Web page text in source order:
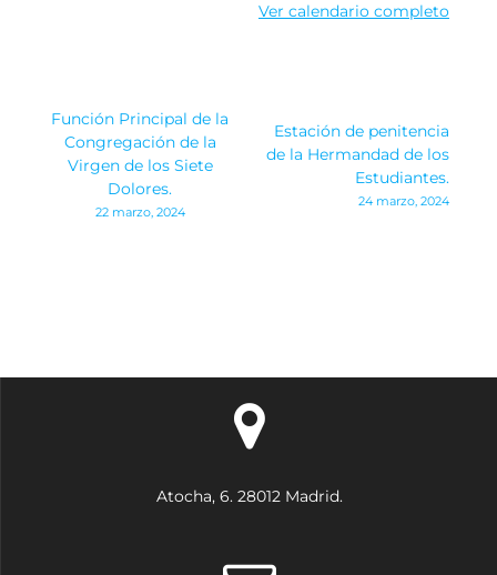
Ver calendario completo
Navegación
de
entradas
Función Principal de la
Congregación de la
Virgen de los Siete
Dolores.
22 marzo, 2024
Estación de penitencia
de la Hermandad de los
Estudiantes.
24 marzo, 2024
Atocha, 6. 28012 Madrid.